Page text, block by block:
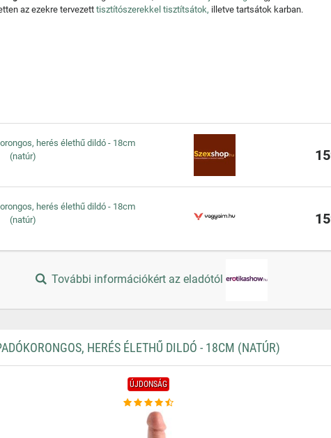
az ezekre tervezett tisztítószerekkel tisztítsátok, illetve tartsátok karban.
herés élethű dildó - 18cm
(natúr)
herés élethű dildó - 18cm
(natúr)
További információkért az eladótól
HERÉS ÉLETHŰ DILDÓ - 18CM (NATÚR)
ÚJDONSÁG